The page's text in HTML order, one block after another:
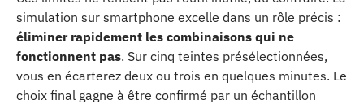
simulation sur smartphone excelle dans un rôle précis :
éliminer rapidement les combinaisons qui ne
fonctionnent pas. Sur cinq teintes présélectionnées,
vous en écarterez deux ou trois en quelques minutes. Le
choix final gagne à être confirmé par un échantillon